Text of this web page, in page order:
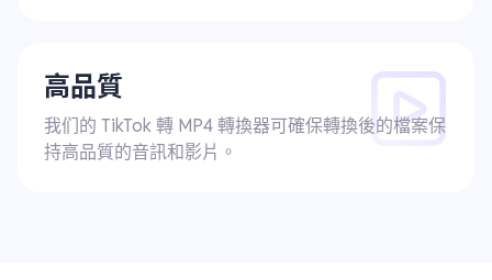
高品質
我们的 TikTok 轉 MP4 轉換器可確保轉換後的檔案保
持高品質的音訊和影片。